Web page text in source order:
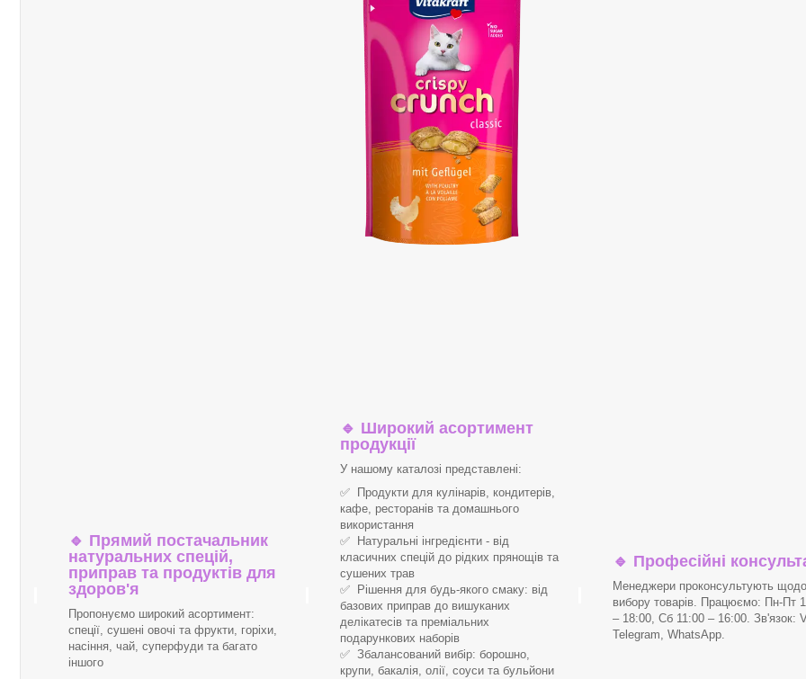
🔹 Прямий постачальник
натуральних спецій,
приправ та продуктів для
здоров'я
Пропонуємо широкий асортимент:
спеції, сушені овочі та фрукти, горіхи,
насіння, чай, суперфуди та багато
іншого
🔹 Широкий асортимент
продукції
У нашому каталозі представлені:
✅ Продукти для кулінарів, кондитерів,
кафе, ресторанів та домашнього
використання
✅ Натуральні інгредієнти - від
класичних спецій до рідких прянощів та
сушених трав
✅ Рішення для будь-якого смаку: від
базових приправ до вишуканих
делікатесів та преміальних
подарункових наборів
✅ Збалансований вибір: борошно,
крупи, бакалія, олії, соуси та бульйони
🔹 Професійні
Менеджери проконсультують щодо
вибору товарів. Працюємо: Пн-Пт
– 18:00, Сб 11:00 – 16:00. Зв'язок:
Telegram, WhatsApp.